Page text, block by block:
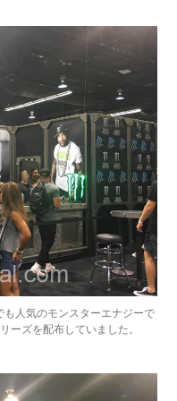
人気のモンスターエナジーで
ーズを配布していました。